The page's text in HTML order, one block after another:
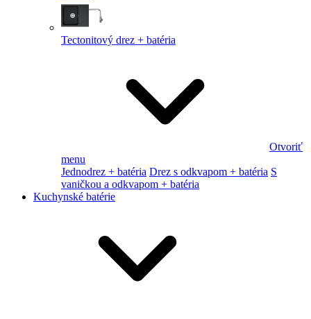
Tectonitový drez + batéria
Otvoriť
menu
Jednodrez + batéria Drez s odkvapom + batéria S
vaničkou a odkvapom + batéria
Kuchynské batérie